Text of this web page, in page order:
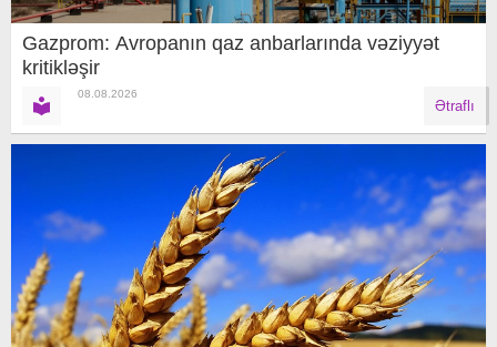
Gazprom: Avropanın qaz anbarlarında vəziyyət
kritikləşir
08.08.2026
Ətraflı